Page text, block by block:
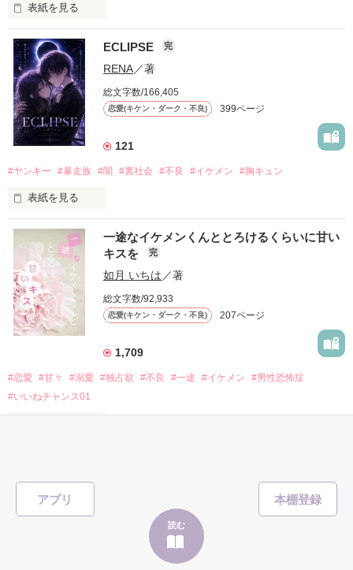
アプリ
読む
表紙を見る
「好きだったから、別れを選んだ。」
モテる人を好きになるのが怖かった。
だから私は、中学時代に大好きだった彼を自分から振った。
もう会うことはないと思っていたのに、
高校生になって再会した彼は、隣の学校で”王子様”と呼ばれる
他の女の子には冷たいのに
私にだけ昔と変わらない笑顔を向けてくる。
「澪ちゃん。」
それは止まっていた恋が再び動き始める合図──。
✨.ﾟ･*..☆.｡.:*✨.☆.｡.:. *:ﾟ✨.ﾟ･*..☆.｡.:*✨
冴木澪-SaekiMio
✨.ﾟ･*..☆.｡.:*✨.☆.｡.:. *:ﾟ✨.ﾟ･*..☆.｡.:*✨
そして光を巡ってライバルも登場！？
「貴方なんかに光先輩は渡しませんから。」
ECLIPSE 完
RENA／著
総文字数/166,405
恋愛(キケン・ダーク・不良) 399ページ
121
#ヤンキー #暴走族 #闇 #裏社会 #不良 #イケメン #胸キュン
表紙を見る
表紙画像はAIです
作品を読む
一途なイケメンくんととろけるくらいに甘い
キスを
完
如月 いちは ／著
総文字数/92,933
恋愛(キケン・ダーク・不良) 207ページ
1,709
#恋愛 #甘々 #溺愛 #独占欲 #不良 #一途 #イケメン
#男性恐怖症
#いいねチャンス01
「瑠莉に一目惚れしたんだよ……悪いかよ」